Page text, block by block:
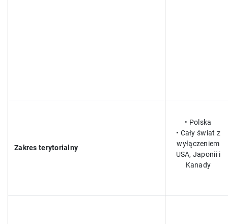
Zakres terytorialny
• Polska
• Cały świat z
wyłączeniem
USA, Japonii i
Kanady